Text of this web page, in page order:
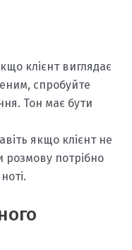
клієнт виглядає
спробуйте
Тон має бути
якщо клієнт не
розмову потрібно